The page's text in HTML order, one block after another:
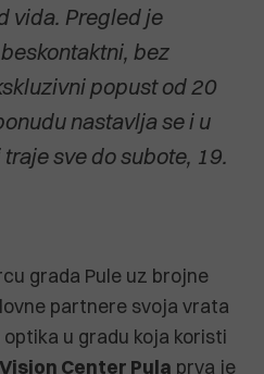
vida. Pregled je
bez
popust od 20
nastavlja se i u
sve do subote, 19.
grada Pule uz brojne
partnere svoja vrata
u gradu koja koristi
Vision Center Pula prva je